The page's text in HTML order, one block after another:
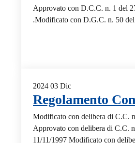
Approvato con D.C.C. n. 1 del
.Modificato con D.G.C. n. 50
2024 03 Dic
Regolamento
Modificato con delibera di C.C.
Approvato con delibera di C.C.
11/11/1997 Modificato con